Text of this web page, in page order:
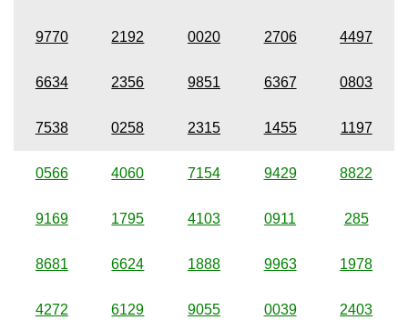
9770 2192 0020 2706 4497
6634 2356 9851 6367 0803
7538 0258 2315 1455 1197
0566 4060 7154 9429 8822
9169 1795 4103 0911 285
8681 6624 1888 9963 1978
4272 6129 9055 0039 2403